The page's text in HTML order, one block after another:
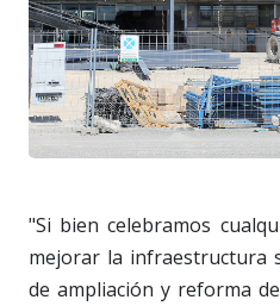
"Si bien celebramos
mejorar la infraestructura
de ampliación y reforma